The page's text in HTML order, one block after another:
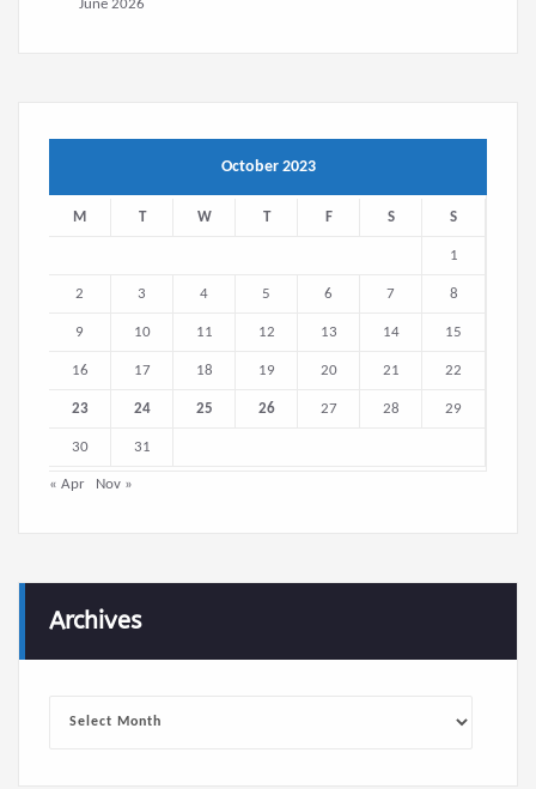
June 2026
October 2023
M T W T F S S
1
2 3 4 5 6 7 8
9 10 11 12 13 14 15
16 17 18 19 20 21 22
23 24 25 26 27 28 29
30 31
« Apr Nov »
Archives